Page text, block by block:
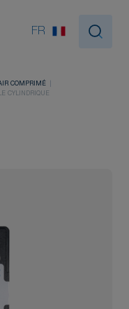
FR
COMPRIMÉ
CYLINDRIQUE